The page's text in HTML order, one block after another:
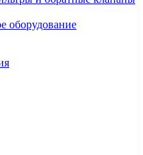
оборудование